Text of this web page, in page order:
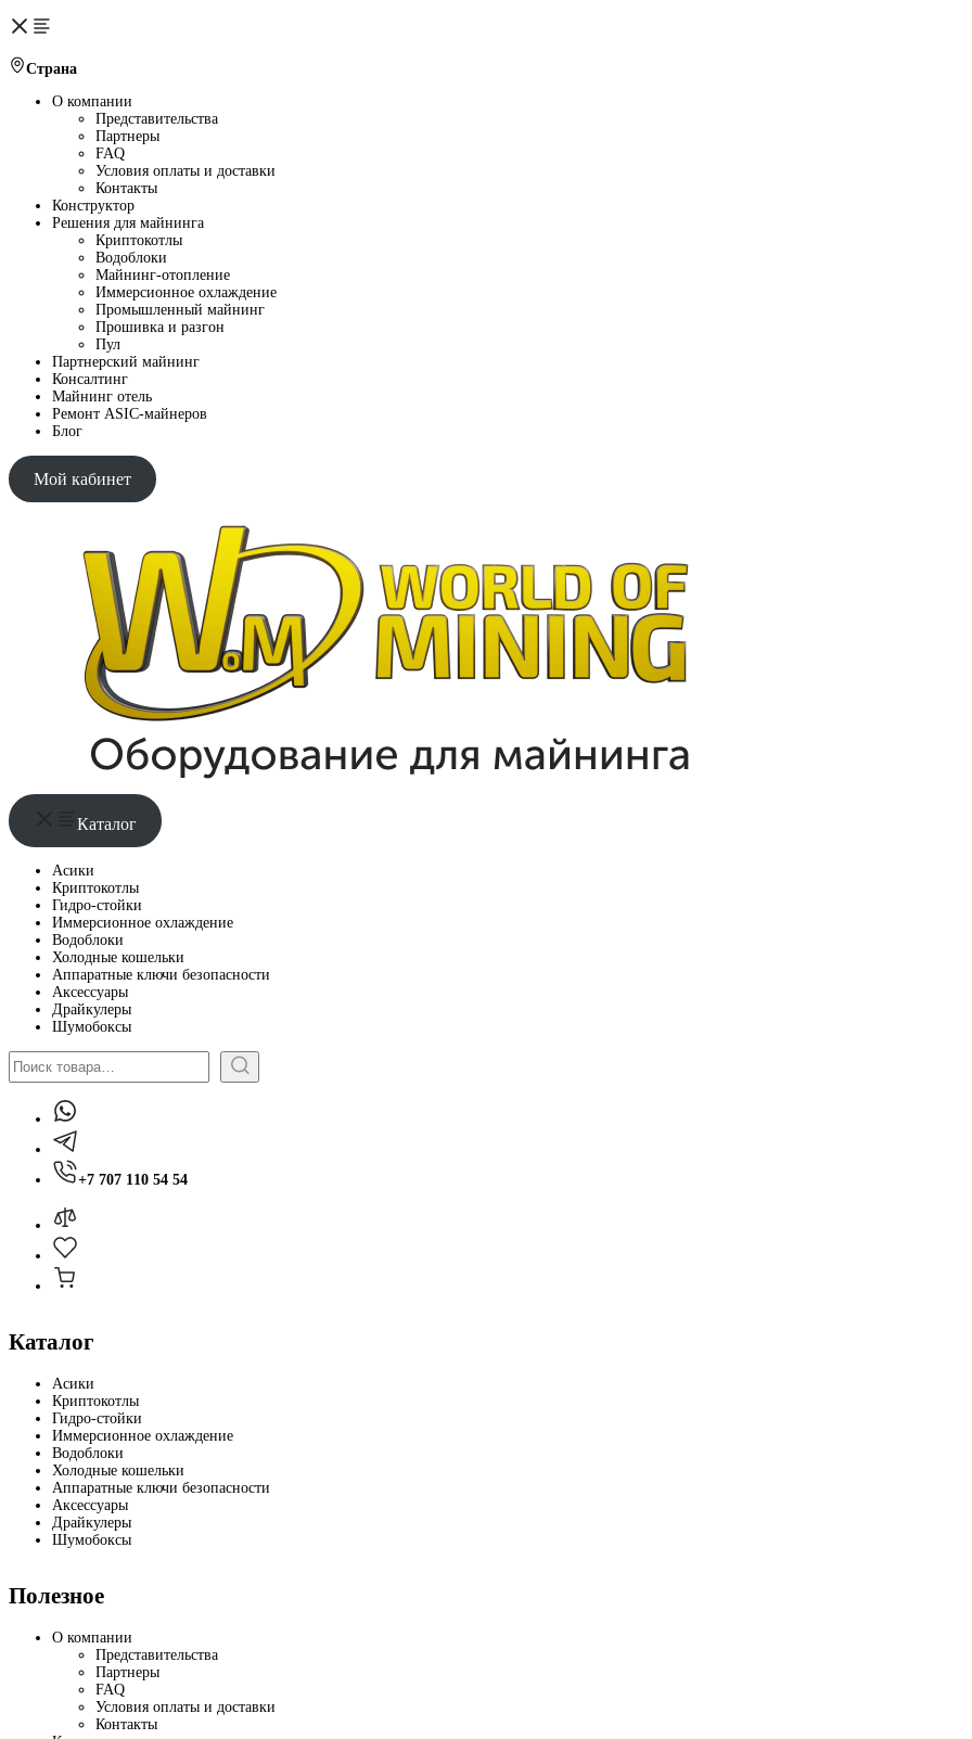
Страна
О компании
Представительства
Партнеры
FAQ
Условия оплаты и доставки
Контакты
Конструктор
Решения для майнинга
Криптокотлы
Водоблоки
Майнинг-отопление
Иммерсионное охлаждение
Промышленный майнинг
Прошивка и разгон
Пул
Партнерский майнинг
Консалтинг
Майнинг отель
Ремонт ASIC-майнеров
Блог
Мой кабинет
Каталог
Асики
Криптокотлы
Гидро-стойки
Иммерсионное охлаждение
Водоблоки
Холодные кошельки
Аппаратные ключи безопасности
Аксессуары
Драйкулеры
Шумобоксы
Поиск
+7 707 110 54 54
Каталог
Асики
Криптокотлы
Гидро-стойки
Иммерсионное охлаждение
Водоблоки
Холодные кошельки
Аппаратные ключи безопасности
Аксессуары
Драйкулеры
Шумобоксы
Полезное
О компании
Представительства
Партнеры
FAQ
Условия оплаты и доставки
Контакты